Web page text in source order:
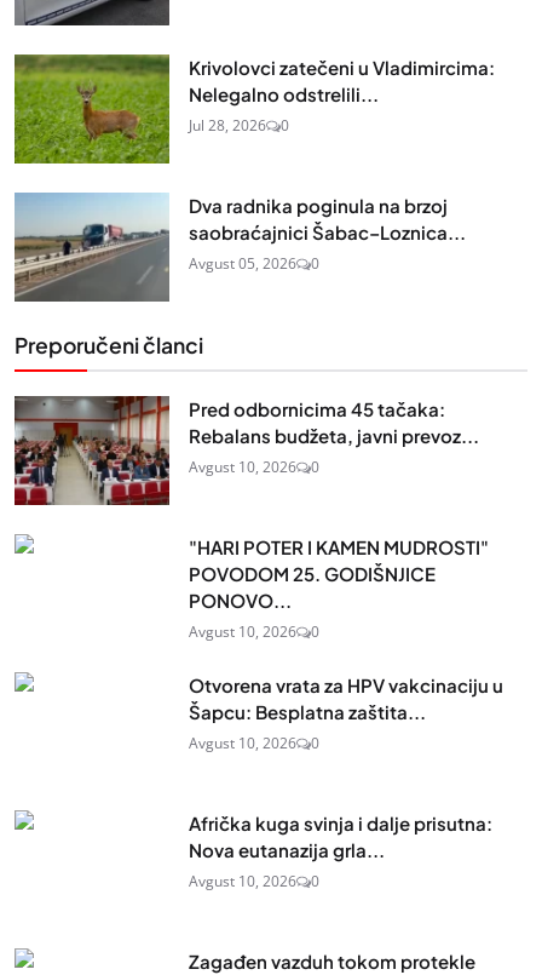
Krivolovci zatečeni u Vladimircima:
Nelegalno odstrelili...
Jul 28, 2026 0
Dva radnika poginula na brzoj
saobraćajnici Šabac–Loznica...
Avgust 05, 2026 0
Preporučeni članci
Pred odbornicima 45 tačaka:
Rebalans budžeta, javni prevoz...
Avgust 10, 2026 0
"HARI POTER I KAMEN MUDROSTI"
POVODOM 25. GODIŠNJICE
PONOVO...
Avgust 10, 2026 0
Otvorena vrata za HPV vakcinaciju u
Šapcu: Besplatna zaštita...
Avgust 10, 2026 0
Afrička kuga svinja i dalje prisutna:
Nova eutanazija grla...
Avgust 10, 2026 0
Zagađen vazduh tokom protekle